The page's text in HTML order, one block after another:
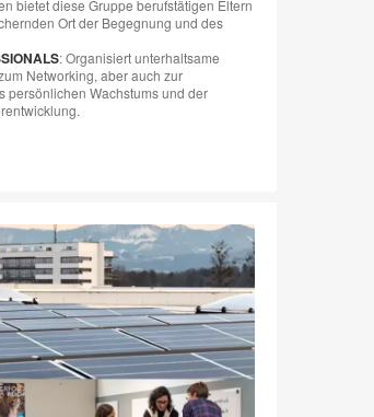
bietet diese Gruppe berufstätigen Eltern
Ort der Begegnung und des
: Organisiert unterhaltsame
Networking, aber auch zur
persönlichen Wachstums und der